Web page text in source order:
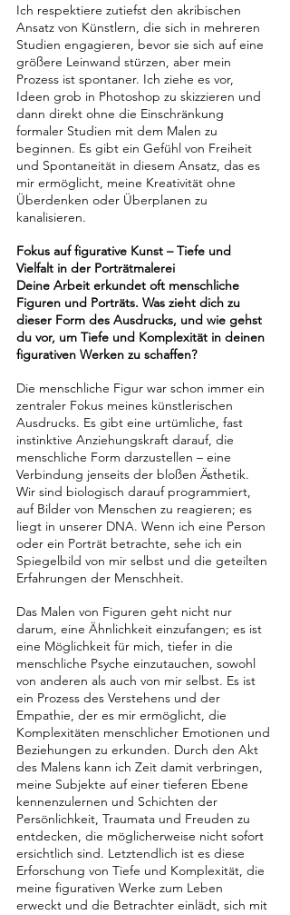
Ich respektiere zutiefst den akribischen
Ansatz von Künstlern, die sich in mehreren
Studien engagieren, bevor sie sich auf eine
größere Leinwand stürzen, aber mein
Prozess ist spontaner. Ich ziehe es vor,
Ideen grob in Photoshop zu skizzieren und
dann direkt ohne die Einschränkung
formaler Studien mit dem Malen zu
beginnen. Es gibt ein Gefühl von Freiheit
und Spontaneität in diesem Ansatz, das es
mir ermöglicht, meine Kreativität ohne
Überdenken oder Überplanen zu
kanalisieren.
Fokus auf figurative Kunst – Tiefe und
Vielfalt in der Porträtmalerei
Deine Arbeit erkundet oft menschliche
Figuren und Porträts. Was zieht dich zu
dieser Form des Ausdrucks, und wie gehst
du vor, um Tiefe und Komplexität in deinen
figurativen Werken zu schaffen?
Die menschliche Figur war schon immer ein
zentraler Fokus meines künstlerischen
Ausdrucks. Es gibt eine urtümliche, fast
instinktive Anziehungskraft darauf, die
menschliche Form darzustellen – eine
Verbindung jenseits der bloßen Ästhetik.
Wir sind biologisch darauf programmiert,
auf Bilder von Menschen zu reagieren; es
liegt in unserer DNA. Wenn ich eine Person
oder ein Porträt betrachte, sehe ich ein
Spiegelbild von mir selbst und die geteilten
Erfahrungen der Menschheit.
Das Malen von Figuren geht nicht nur
darum, eine Ähnlichkeit einzufangen; es ist
eine Möglichkeit für mich, tiefer in die
menschliche Psyche einzutauchen, sowohl
von anderen als auch von mir selbst. Es ist
ein Prozess des Verstehens und der
Empathie, der es mir ermöglicht, die
Komplexitäten menschlicher Emotionen und
Beziehungen zu erkunden. Durch den Akt
des Malens kann ich Zeit damit verbringen,
meine Subjekte auf einer tieferen Ebene
kennenzulernen und Schichten der
Persönlichkeit, Traumata und Freuden zu
entdecken, die möglicherweise nicht sofort
ersichtlich sind. Letztendlich ist es diese
Erforschung von Tiefe und Komplexität, die
meine figurativen Werke zum Leben
erweckt und die Betrachter einlädt, sich mit